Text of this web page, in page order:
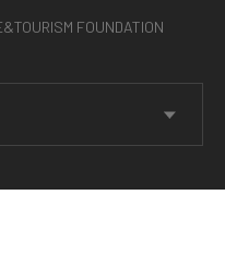
FOUNDATION